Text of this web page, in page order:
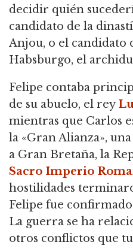
decidir quién
candidato de la
Anjou, o el candidato
Habsburgo, el
Felipe contaba
de su abuelo, el rey
mientras que Carlos
la «Gran Alianza»,
a Gran Bretaña, la
Sacro Imperio
hostilidades
Felipe fue
La guerra se ha
otros conflictos que